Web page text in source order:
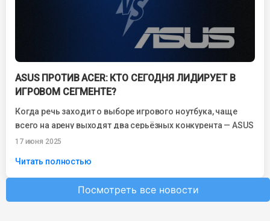
ASUS ПРОТИВ ACER: КТО СЕГОДНЯ ЛИДИРУЕТ В
ИГРОВОМ СЕГМЕНТЕ?
Когда речь заходит о выборе игрового ноутбука, чаще
всего на арену выходят два серьёзных конкурента — ASUS
и Acer. Обе...
17 июня 2025
Читать полностью
Посмотреть все новости